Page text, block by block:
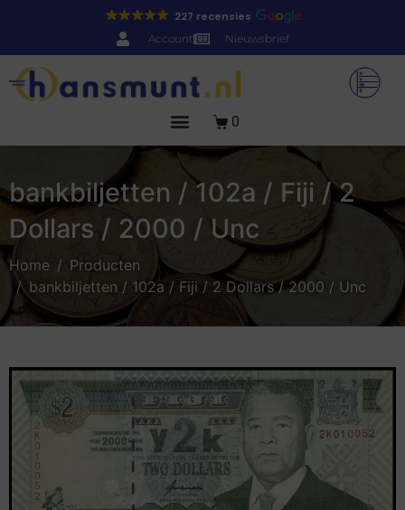
227 recensies
Account Nieuwsbrief
0
bankbiljetten / 102a / Fiji / 2
Dollars / 2000 / Unc
Home
Producten
bankbiljetten / 102a / Fiji / 2 Dollars / 2000 / Unc